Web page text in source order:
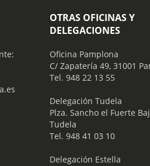
OTRAS OFICINAS Y
DELEGACIONES
Oficina Pamplona
C/ Zapatería 49, 31001
Tel. 948 22 13 55
​ Delegación Tudela
Plza. Sancho el Fuerte
Tudela
Tel. 948 41 03 10
​ Delegación Estella